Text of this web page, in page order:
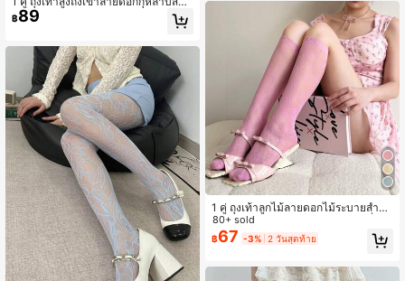
งแต่งลูกไม้สำหรับผู้หญิง
฿89
1 คู่ ถุงเท้าลูกไม้ลายดอกไม้ระบายสำหรั
บผู้หญิง, ถุงเท้าตาข่ายแบบกลวงครึ่งน่อ
ง, สไตล์บัลเลริน่า, หวาน
80+ sold
฿67 -3% 2 วันสุดท้าย